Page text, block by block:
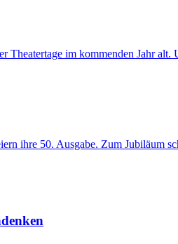
Theatertage im kommenden Jahr
ihre 50. Ausgabe. Zum Jubiläum